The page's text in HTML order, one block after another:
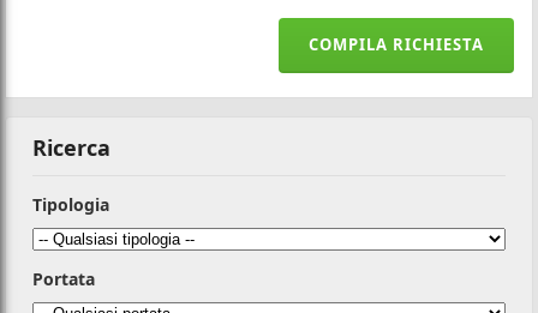
COMPILA RICHIESTA
Ricerca
Tipologia
Portata